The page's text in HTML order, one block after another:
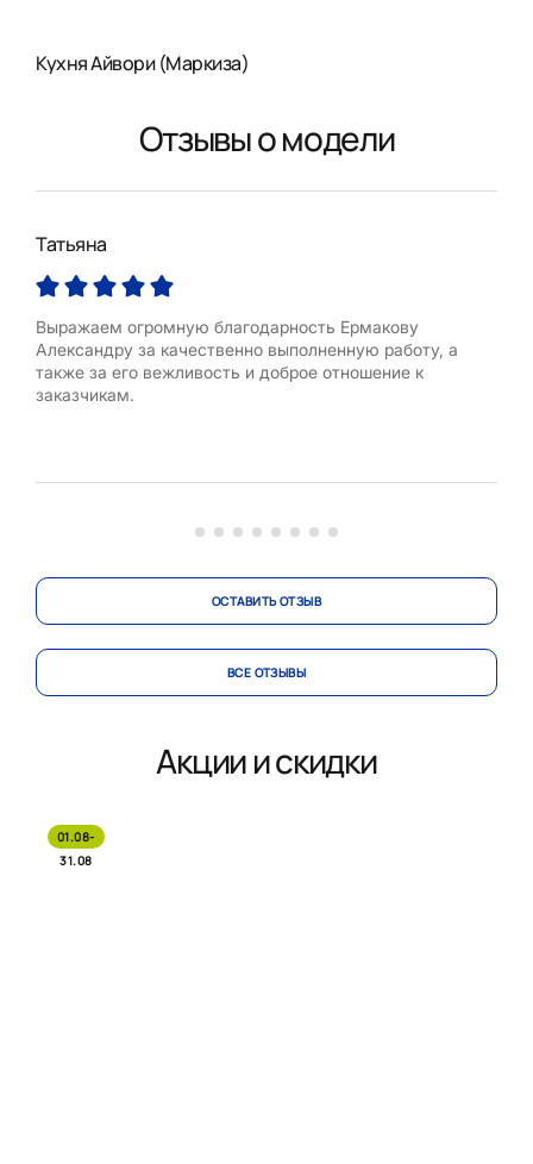
Кухня Айвори (Маркиза)
Отзывы о модели
Татьяна
Выражаем огромную благодарность Ермакову
Александру за качественно выполненную работу, а
также за его вежливость и доброе отношение к
заказчикам.
ОСТАВИТЬ ОТЗЫВ
ВСЕ ОТЗЫВЫ
Акции и скидки
01.08-
31.08